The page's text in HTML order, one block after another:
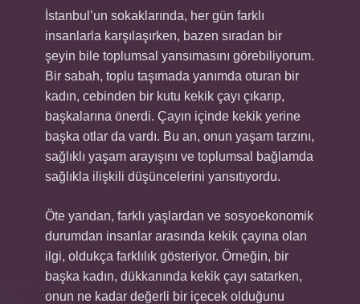
İstanbul’un sokaklarında, her gün farklı
insanlarla karşılaşırken, bazen sıradan bir
şeyin bile toplumsal yansımasını görebiliyorum.
Bir sabah, toplu taşımada yanımda oturan bir
kadın, cebinden bir kutu kekik çayı çıkarıp,
başkalarına önerdi. Çayın içinde kekik yerine
başka otlar da vardı. Bu an, onun yaşam tarzını,
sağlıklı yaşam arayışını ve toplumsal bağlamda
sağlıkla ilişkili düşüncelerini yansıtıyordu.
Öte yandan, farklı yaşlardan ve sosyoekonomik
durumdan insanlar arasında kekik çayına olan
ilgi, oldukça farklılık gösteriyor. Örneğin, bir
başka kadın, dükkanında kekik çayı satarken,
onun ne kadar değerli bir içecek olduğunu